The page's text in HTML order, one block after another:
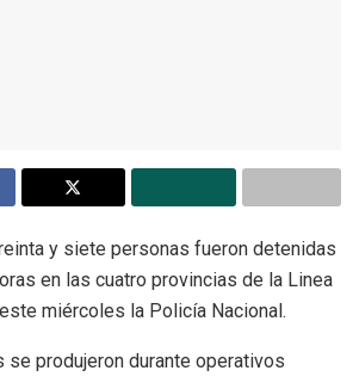
y siete personas fueron detenidas
en las cuatro provincias de la Linea
miércoles la Policía Nacional.
se produjeron durante operativos